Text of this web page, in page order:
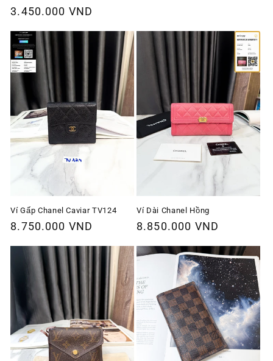
thông
ưu
3.450.000 VND
Ví Gấp Chanel Caviar TV124
Giá
thường
8.750.000 VND
Ví Dài Chanel Hồng
Giá
thường
8.850.000 VND